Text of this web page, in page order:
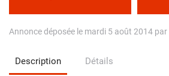
Annonce déposée le mardi 5 août 2014
Description Détails